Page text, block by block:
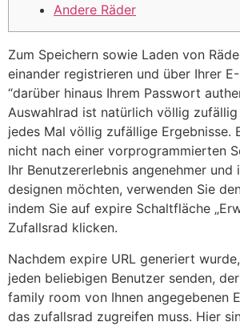
Andere Räder
Zum Speichern sowie Laden von
einander registrieren und über Ihrer
“darüber hinaus Ihrem Passwort
Auswahlrad ist natürlich völlig
jedes Mal völlig zufällige Ergebnisse.
nicht nach einer vorprogrammierten
Ihr Benutzererlebnis angenehmer und
designen möchten, verwenden Sie
indem Sie auf expire Schaltfläche
Zufallsrad klicken.
Nachdem expire URL generiert
jeden beliebigen Benutzer senden,
family room von Ihnen angegebenen
das zufallsrad zugreifen muss. Hier